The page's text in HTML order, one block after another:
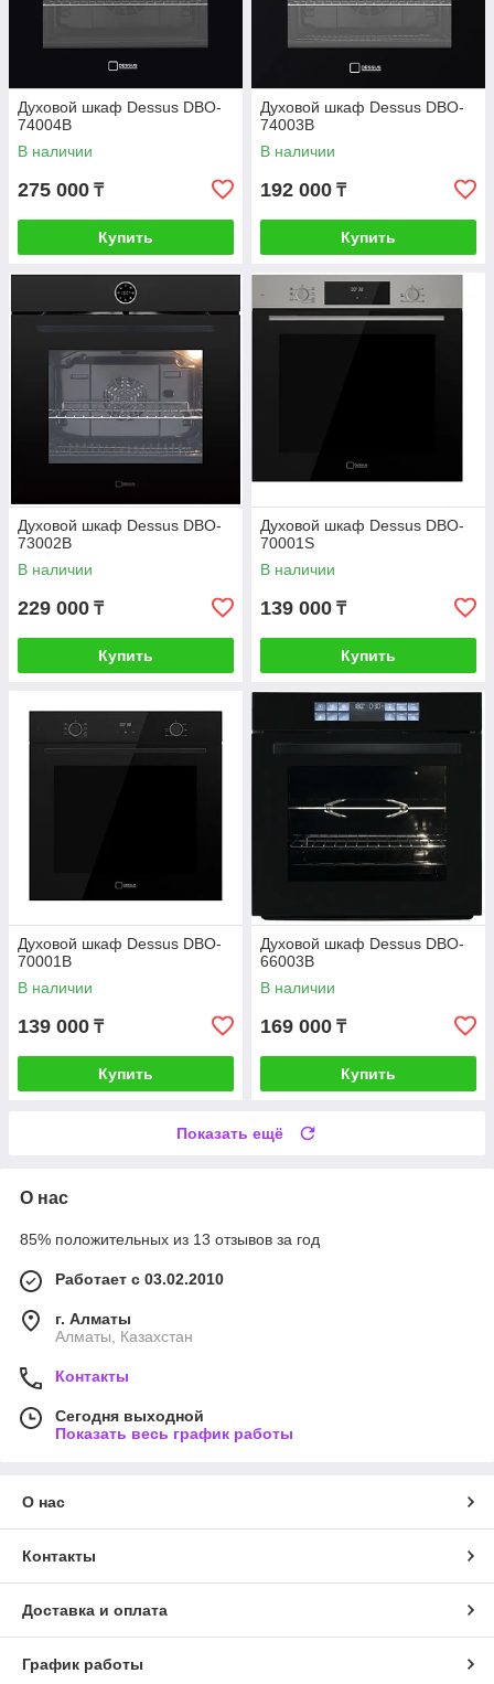
Духовой шкаф Dessus DBO-
74004B
В наличии
275 000 ₸
Купить
Духовой шкаф Dessus DBO-
74003B
В наличии
192 000 ₸
Купить
Духовой шкаф Dessus DBO-
73002B
В наличии
229 000 ₸
Купить
Духовой шкаф Dessus DBO-
70001S
В наличии
139 000 ₸
Купить
Духовой шкаф Dessus DBO-
70001B
В наличии
139 000 ₸
Купить
Духовой шкаф Dessus DBO-
66003B
В наличии
169 000 ₸
Купить
Показать ещё
О нас
85% положительных из 13 отзывов за год
Работает с 03.02.2010
г. Алматы
Алматы, Казахстан
Контакты
Сегодня выходной
Показать весь график работы
О нас
Контакты
Доставка и оплата
График работы